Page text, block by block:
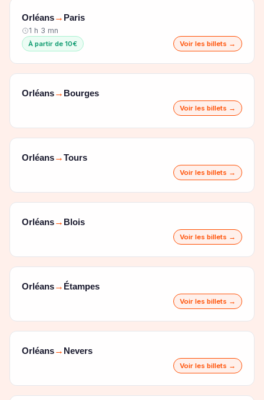
Orléans→ Paris
1 h 3 mn
À partir de 10€ Voir les billets →
Orléans→ Bourges
Voir les billets →
Orléans→Tours
Voir les billets →
Orléans→ Blois
Voir les billets →
Orléans→ Étampes
Voir les billets →
Orléans→ Nevers
Voir les billets →